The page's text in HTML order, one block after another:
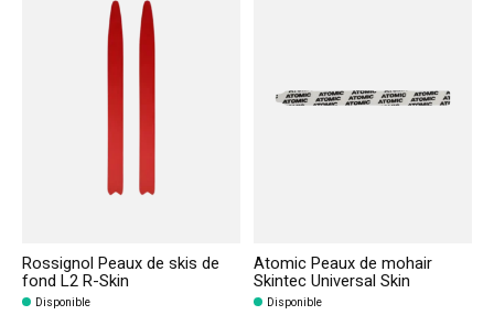
Rossignol Peaux de skis de
fond L2 R-Skin
Disponible
Atomic Peaux de mohair
Skintec Universal Skin
Disponible